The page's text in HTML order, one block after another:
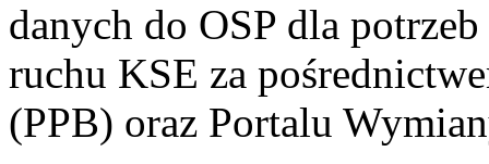
danych do OSP dla
ruchu KSE za
(PPB) oraz Portalu